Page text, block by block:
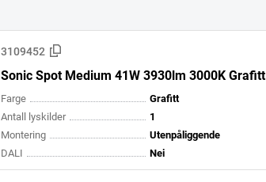
3109452
Sonic Spot Medium 41W 3930lm 3000K Grafitt
Farge Grafitt
Antall lyskilder
1
Montering
Utenpåliggende
DALI
Nei